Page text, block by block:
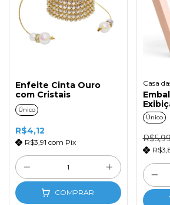
Enfeite Cinta Ouro
com Cristais
Único
R$4,12
R$3,91 com Pix
COMPRAR
Casa
Único